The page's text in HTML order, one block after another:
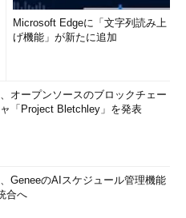
Microsoft Edgeに「文字列読み上
げ機能」が新たに追加
オープンソースのブロックチェー
「Project Bletchley」を発表
GeneeのAIスケジュール管理機能
合へ